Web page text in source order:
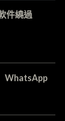
件繞過
WhatsApp